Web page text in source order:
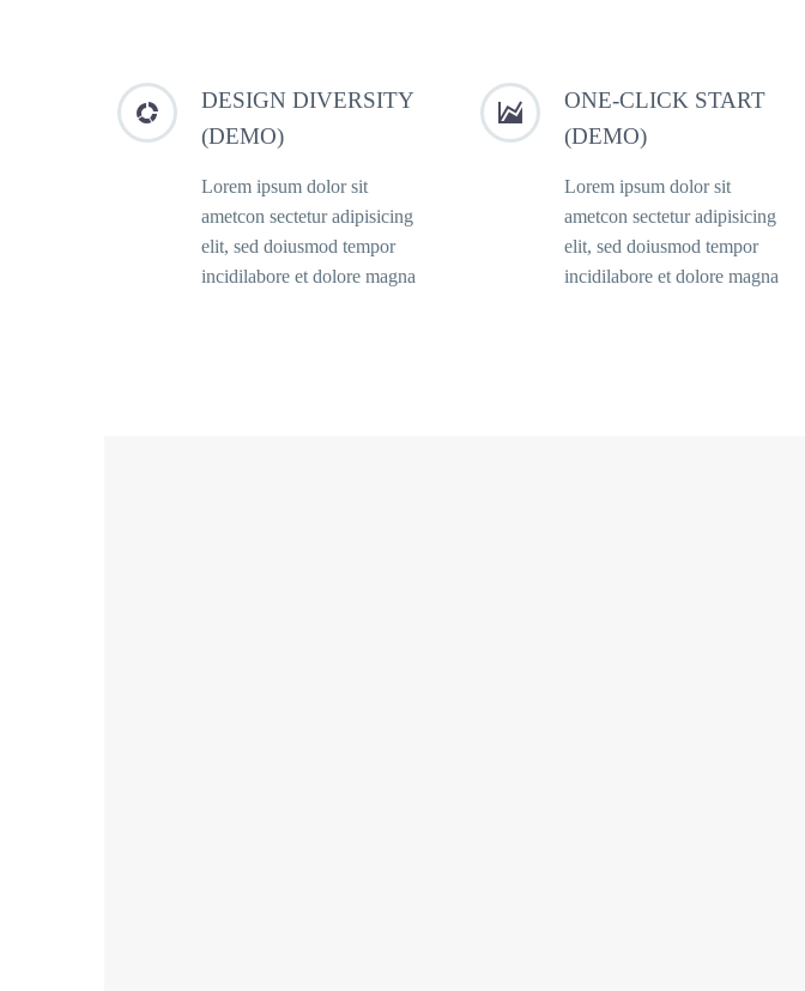


DESIGN DIVERSITY
(DEMO)
Lorem ipsum dolor sit
ametcon sectetur adipisicing
elit, sed doiusmod tempor
incidilabore et dolore magna


ONE-CLICK START
(DEMO)
Lorem ipsum dolor sit
ametcon sectetur adipisicing
elit, sed doiusmod tempor
incidilabore et dolore magna